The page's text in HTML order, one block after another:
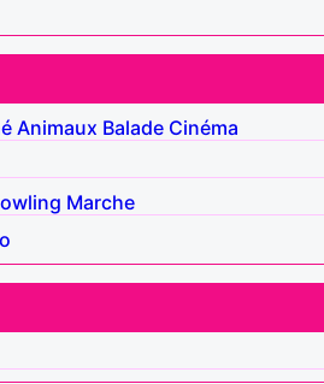
Animaux Balade Cinéma
Marche